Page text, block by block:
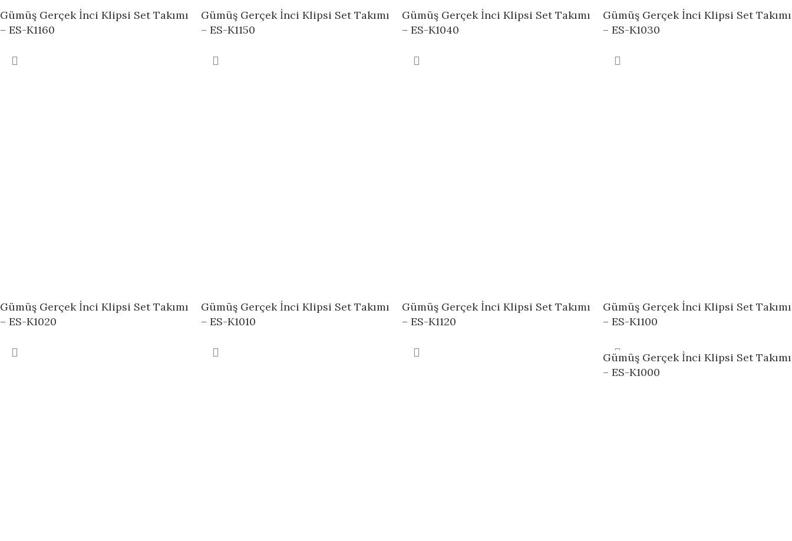
Gümüş Gerçek İnci Klipsi Set Takımı
– ES-K1160
Gümüş Gerçek İnci Klipsi Set Takımı
– ES-K1150
Gümüş Gerçek İnci Klipsi Set Takımı
– ES-K1040
Gümüş Gerçek İnci Klipsi Set Takımı
– ES-K1030
Gümüş Gerçek İnci Klipsi Set Takımı
– ES-K1020
Gümüş Gerçek İnci Klipsi Set Takımı
– ES-K1010
Gümüş Gerçek İnci Klipsi Set Takımı
– ES-K1120
Gümüş Gerçek İnci Klipsi Set Takımı
– ES-K1100
Gümüş Gerçek İnci Klipsi Set Takımı
– ES-K1000